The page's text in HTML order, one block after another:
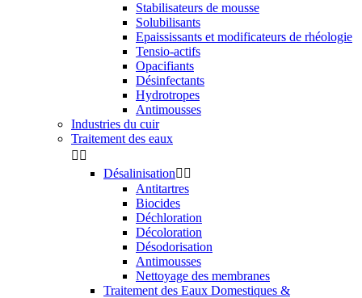
Stabilisateurs de mousse
Solubilisants
Epaississants et modificateurs de rhéologie
Tensio-actifs
Opacifiants
Désinfectants
Hydrotropes
Antimousses
Industries du cuir
Traitement des eaux
 
Désalinisation 
Antitartres
Biocides
Déchloration
Décoloration
Désodorisation
Antimousses
Nettoyage des membranes
Traitement des Eaux Domestiques &